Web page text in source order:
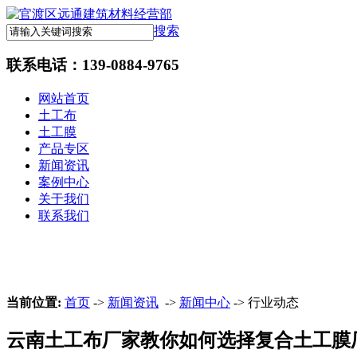
搜索
联系电话： 139-0884-9765
网站首页
土工布
土工膜
产品专区
新闻资讯
案例中心
关于我们
联系我们
当前位置: 首页 -> 新闻资讯 -> 新闻中心 -> 行业动态
云南土工布厂家教你如何选择复合土工膜